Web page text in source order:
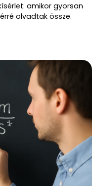
amikor gyorsan
olvadtak össze.